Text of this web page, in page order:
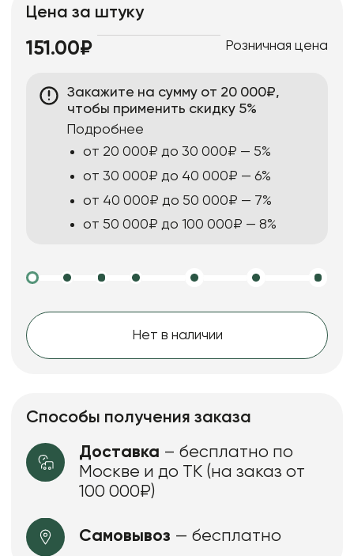
Цена за штуку
151.00₽ Розничная цена
Закажите на сумму от 20 000₽,
чтобы применить скидку 5%
Подробнее
от 20 000₽ до 30 000₽ — 5%
от 30 000₽ до 40 000₽ — 6%
от 40 000₽ до 50 000₽ — 7%
от 50 000₽ до 100 000₽ — 8%
Нет в наличии
Способы получения заказа
Доставка – бесплатно по
Москве и до ТК (на заказ от
100 000₽)
Самовывоз — бесплатно